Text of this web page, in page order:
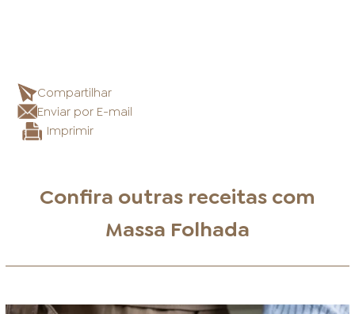
Compartilhar
Enviar por E-mail
Imprimir
Confira outras receitas com
Massa Folhada